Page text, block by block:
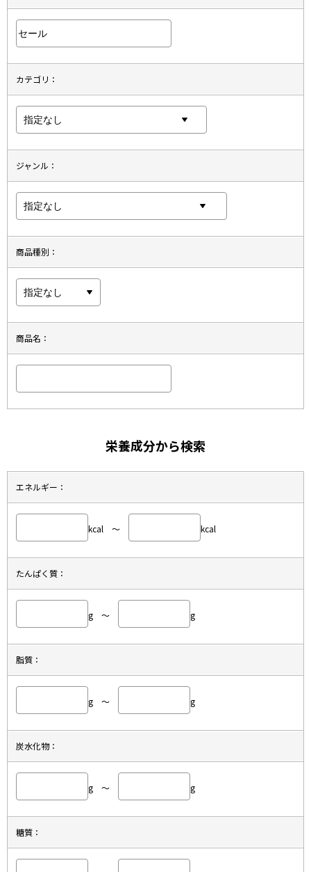
カテゴリ：
ジャンル：
商品種別：
商品名：
栄養成分から検索
エネルギー：
kcal ～ kcal
たんぱく質：
g ～ g
脂質：
g ～ g
炭水化物：
g ～ g
糖質：